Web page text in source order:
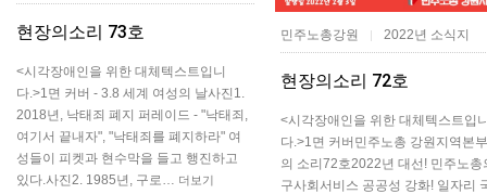
현장의소리 73호
<시각장애인을 위한 대체텍스트입니
다.>1면 커버 - 3.8 세계 여성의 날사진1.
2018년, 낙태죄 폐지 퍼레이드 - "낙태죄,
여기서 끝내자", "낙태죄를 폐지하라" 여
성들이 피켓과 현수막을 들고 행진하고
있다.사진2. 1985년, 구로… 더보기
민주노총강원 | 2022년 소식지
현장의소리 72호
<시각장애인을 위한 대체텍스트입
다.>1면 커버민주노총 강원지역본
의 소리72호2022년 대선! 민주노총
구사회서비스 공공성 강화! 일자리